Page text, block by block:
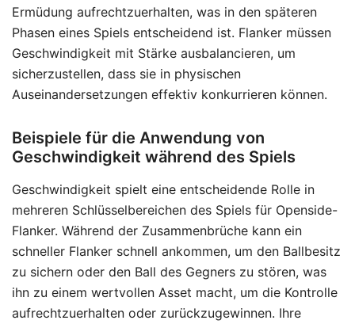
Ermüdung aufrechtzuerhalten, was in den späteren
Phasen eines Spiels entscheidend ist. Flanker müssen
Geschwindigkeit mit Stärke ausbalancieren, um
sicherzustellen, dass sie in physischen
Auseinandersetzungen effektiv konkurrieren können.
Beispiele für die Anwendung von
Geschwindigkeit während des Spiels
Geschwindigkeit spielt eine entscheidende Rolle in
mehreren Schlüsselbereichen des Spiels für Openside-
Flanker. Während der Zusammenbrüche kann ein
schneller Flanker schnell ankommen, um den Ballbesitz
zu sichern oder den Ball des Gegners zu stören, was
ihn zu einem wertvollen Asset macht, um die Kontrolle
aufrechtzuerhalten oder zurückzugewinnen. Ihre